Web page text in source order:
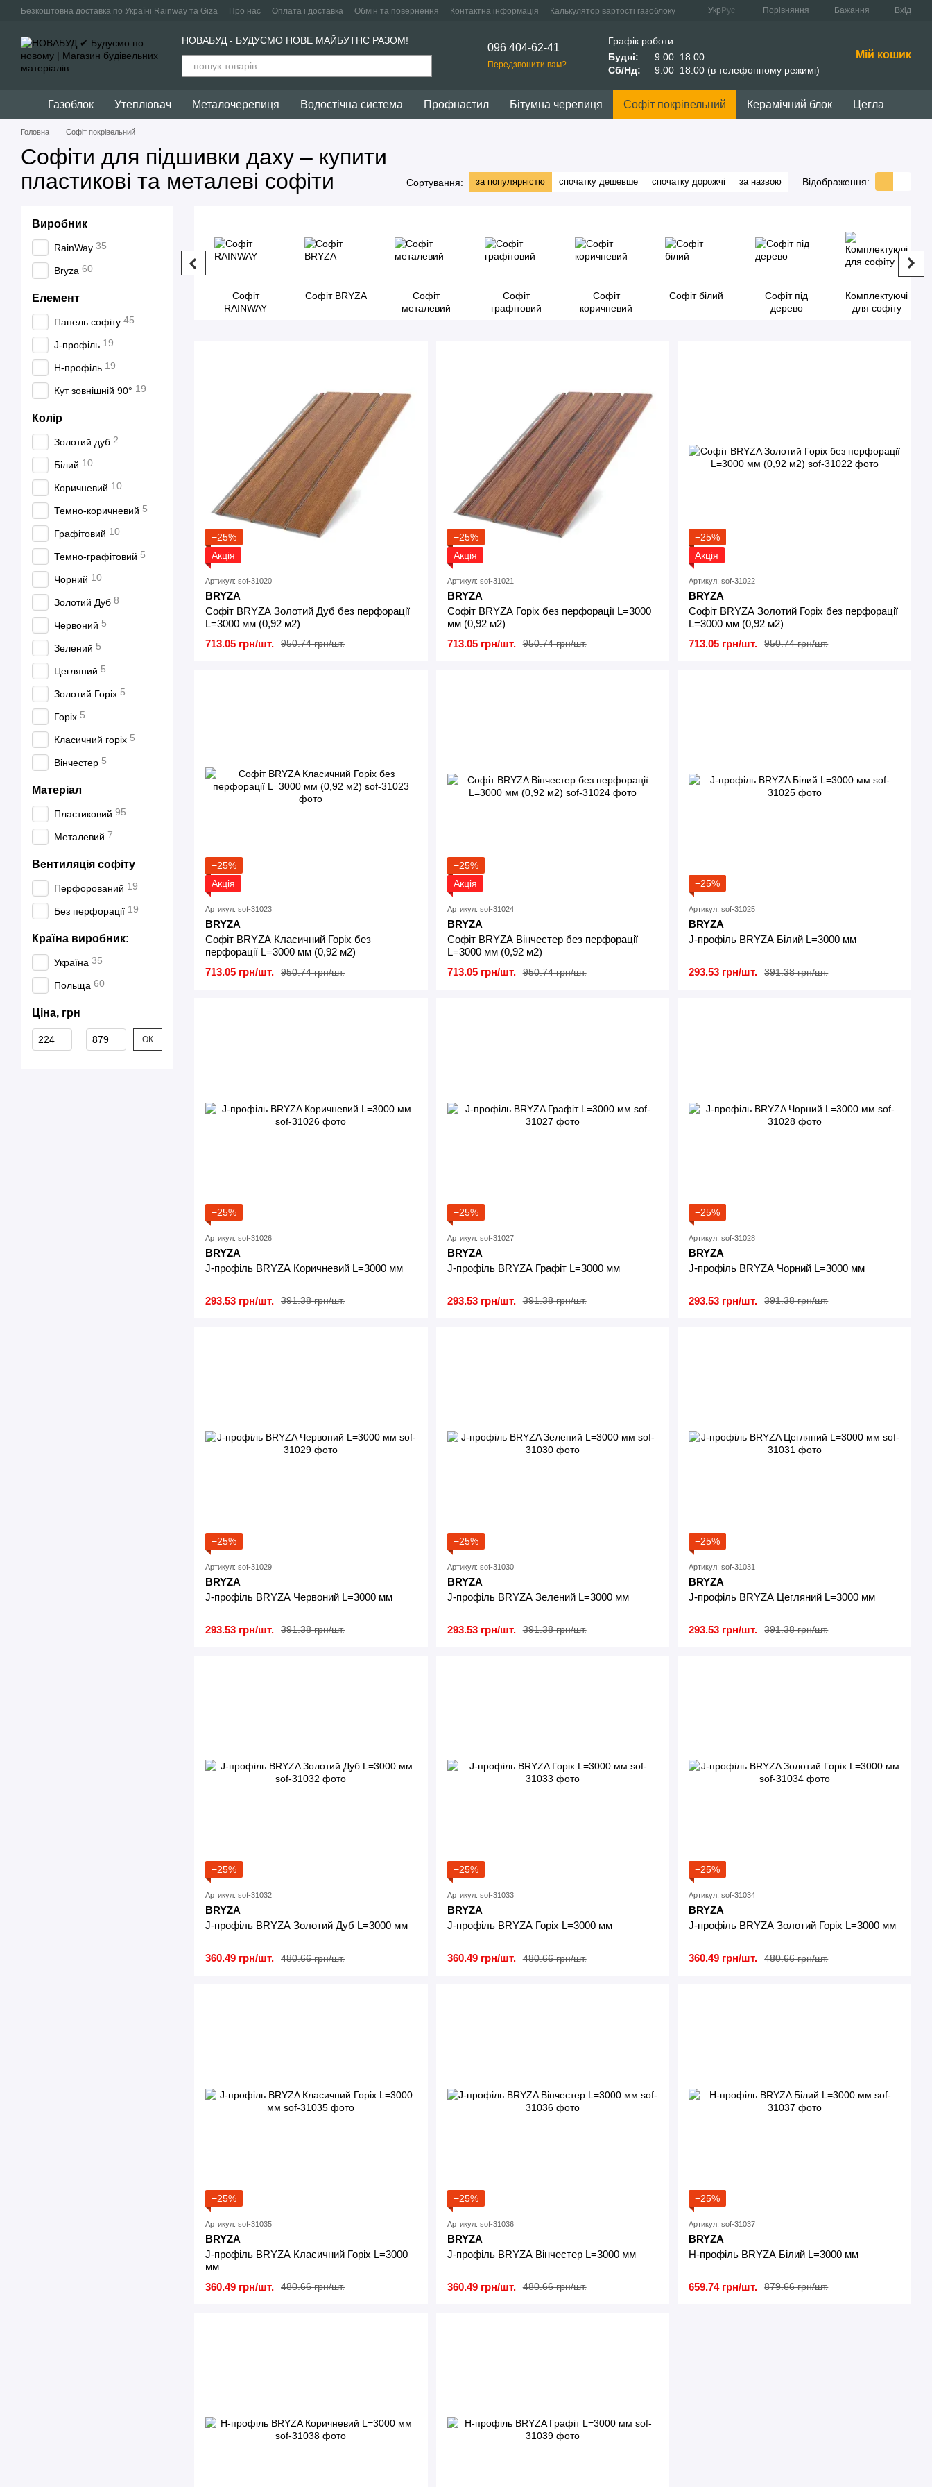
Перейти до основного контенту
Безкоштовна доставка по Україні Rainway та Giza Про нас Оплата і доставка Обмін та повернення Контактна інформація
Калькулятор вартості газоблоку
Укр Рус Порівняння Бажання Вхід
НОВАБУД - БУДУЄМО НОВЕ МАЙБУТНЄ РАЗОМ!
096 404-62-41
Передзвонити вам?
Графік роботи:
Будні:
9:00–18:00
Сб/Нд:
9:00–18:00 (в телефонному режимі)
Мій кошик
Газоблок Утеплювач Металочерепиця Водостічна система Профнастил Бітумна черепиця Софіт покрівельний Керамічний блок Цегла
Головна Софіт покрівельний
Софіти для підшивки даху – купити
пластикові та металеві софіти
Сортування: за популярністю спочатку дешевше спочатку дорожчі за назвою Відображення:
Софіт
RAINWAY
Софіт BRYZA
Софіт
металевий
Софіт
графітовий
Софіт
коричневий
Софіт білий
Софіт під
дерево
Комплектуючі
для софіту
−25%
Акція
Артикул: sof-31020
BRYZA
Софіт BRYZA Золотий Дуб без перфорації
L=3000 мм (0,92 м2)
950.74 грн/шт.
713.05 грн/шт.
−25%
Акція
Артикул: sof-31021
BRYZA
Софіт BRYZA Горіх без перфорації L=3000
мм (0,92 м2)
950.74 грн/шт.
713.05 грн/шт.
−25%
Акція
Артикул: sof-31022
BRYZA
Софіт BRYZA Золотий Горіх без перфорації
L=3000 мм (0,92 м2)
950.74 грн/шт.
713.05 грн/шт.
−25%
Акція
Артикул: sof-31023
BRYZA
Софіт BRYZA Класичний Горіх без
перфорації L=3000 мм (0,92 м2)
950.74 грн/шт.
713.05 грн/шт.
−25%
Акція
Артикул: sof-31024
BRYZA
Софіт BRYZA Вінчестер без перфорації
L=3000 мм (0,92 м2)
950.74 грн/шт.
713.05 грн/шт.
−25%
Артикул: sof-31025
BRYZA
J-профіль BRYZA Білий L=3000 мм
391.38 грн/шт.
293.53 грн/шт.
−25%
Артикул: sof-31026
BRYZA
J-профіль BRYZA Коричневий L=3000 мм
391.38 грн/шт.
293.53 грн/шт.
−25%
Артикул: sof-31027
BRYZA
J-профіль BRYZA Графіт L=3000 мм
391.38 грн/шт.
293.53 грн/шт.
−25%
Артикул: sof-31028
BRYZA
J-профіль BRYZA Чорний L=3000 мм
391.38 грн/шт.
293.53 грн/шт.
−25%
Артикул: sof-31029
BRYZA
J-профіль BRYZA Червоний L=3000 мм
391.38 грн/шт.
293.53 грн/шт.
−25%
Артикул: sof-31030
BRYZA
J-профіль BRYZA Зелений L=3000 мм
391.38 грн/шт.
293.53 грн/шт.
−25%
Артикул: sof-31031
BRYZA
J-профіль BRYZA Цегляний L=3000 мм
391.38 грн/шт.
293.53 грн/шт.
−25%
Артикул: sof-31032
BRYZA
J-профіль BRYZA Золотий Дуб L=3000 мм
480.66 грн/шт.
360.49 грн/шт.
−25%
Артикул: sof-31033
BRYZA
J-профіль BRYZA Горіх L=3000 мм
480.66 грн/шт.
360.49 грн/шт.
−25%
Артикул: sof-31034
BRYZA
J-профіль BRYZA Золотий Горіх L=3000 мм
480.66 грн/шт.
360.49 грн/шт.
−25%
Артикул: sof-31035
BRYZA
J-профіль BRYZA Класичний Горіх L=3000
мм
480.66 грн/шт.
360.49 грн/шт.
−25%
Артикул: sof-31036
BRYZA
J-профіль BRYZA Вінчестер L=3000 мм
480.66 грн/шт.
360.49 грн/шт.
−25%
Артикул: sof-31037
BRYZA
H-профіль BRYZA Білий L=3000 мм
879.66 грн/шт.
659.74 грн/шт.
Виробник
RainWay 35
Bryza 60
Елемент
Панель софіту 45
J-профіль 19
H-профіль 19
Кут зовнішній 90° 19
Колір
Золотий дуб 2
Білий 10
Коричневий 10
Темно-коричневий 5
Графітовий 10
Темно-графітовий 5
Чорний 10
Золотий Дуб 8
Червоний 5
Зелений 5
Цегляний 5
Золотий Горіх 5
Горіх 5
Класичний горіх 5
Вінчестер 5
Матеріал
Пластиковий 95
Металевий 7
Вентиляція софіту
Перфорований 19
Без перфорації 19
Країна виробник:
Україна 35
Польща 60
Ціна, грн
Від Ціна, грн
До Ціна, грн ОК